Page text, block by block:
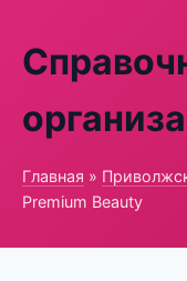
Главная »
Premium Beauty